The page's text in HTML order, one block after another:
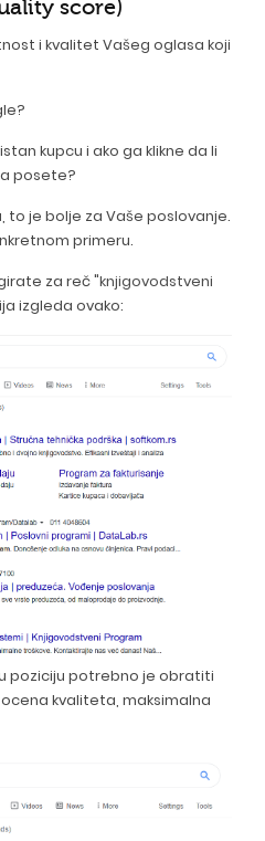
score)
i kvalitet Vašeg oglasa koji
kupcu i ako ga klikne da li
posete?
je bolje za Vaše poslovanje.
primeru.
za reč "knjigovodstveni
izgleda ovako:
poziciju potrebno je obratiti
kvaliteta, maksimalna